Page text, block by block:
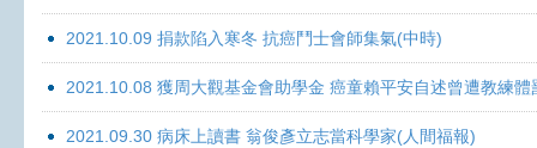
2021.10.09 捐款陷入寒冬 抗癌鬥士會師集氣(中時)
2021.10.08 獲周大觀基金會助學金 癌童賴平安自述曾遭教練體
2021.09.30 病床上讀書 翁俊彥立志當科學家(人間福報)